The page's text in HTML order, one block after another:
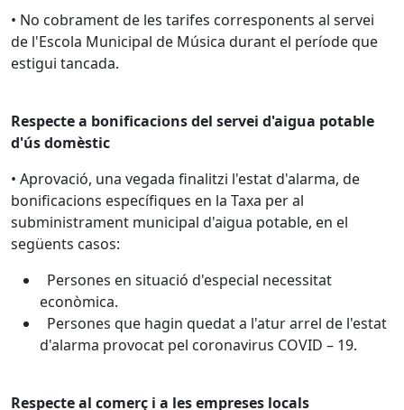
• No cobrament de les tarifes corresponents al servei
de l'Escola Municipal de Música durant el període que
estigui tancada.
Respecte a bonificacions del servei d'aigua potable
d'ús domèstic
• Aprovació, una vegada finalitzi l'estat d'alarma, de
bonificacions específiques en la Taxa per al
subministrament municipal d'aigua potable, en el
següents casos:
Persones en situació d'especial necessitat
econòmica.
Persones que hagin quedat a l'atur arrel de l'estat
d'alarma provocat pel coronavirus COVID – 19.
Respecte al comerç i a les empreses locals